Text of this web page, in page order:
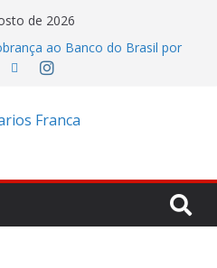
de 2026
ao Banco do Brasil por
e qualificação
reivindicações em
econômica
começam nesta segunda-